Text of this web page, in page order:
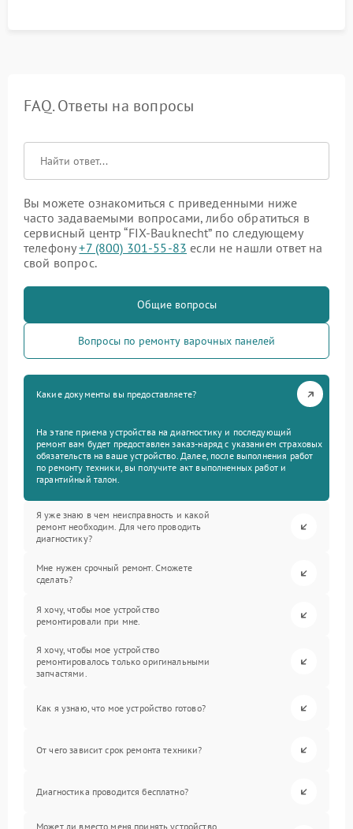
FAQ. Ответы на вопросы
Вы можете ознакомиться с приведенными ниже
часто задаваемыми вопросами, либо обратиться в
сервисный центр “FIX-Bauknecht” по следующему
телефону+7 (800) 301-55-83 если не нашли ответ на
свой вопрос.
Общие вопросы
Вопросы по ремонту варочных панелей
Какие документы вы предоставляете?
На этапе приема устройства на диагностику и последующий
ремонт вам будет предоставлен заказ-наряд с указанием страховых
обязательств на ваше устройство. Далее, после выполнения работ
по ремонту техники, вы получите акт выполненных работ и
гарантийный талон.
Я уже знаю в чем неисправность и какой
ремонт необходим. Для чего проводить
диагностику?
Мне нужен срочный ремонт. Сможете
сделать?
Я хочу, чтобы мое устройство
ремонтировали при мне.
Я хочу, чтобы мое устройство
ремонтировалось только оригинальными
запчастями.
Как я узнаю, что мое устройство готово?
От чего зависит срок ремонта техники?
Диагностика проводится бесплатно?
Может ли вместо меня принять устройство